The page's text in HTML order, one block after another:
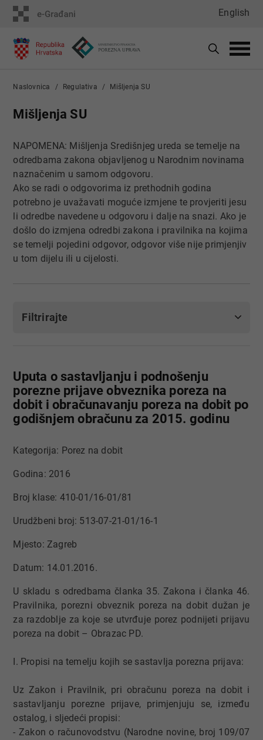
English
Naslovnica Regulativa Mišljenja SU
Mišljenja SU
NAPOMENA: Mišljenja Središnjeg ureda se temelje na
odredbama zakona objavljenog u Narodnim novinama
naznačenim u samom odgovoru.
Ako se radi o odgovorima iz prethodnih godina
potrebno je uvažavati moguće izmjene te provjeriti jesu
li odredbe navedene u odgovoru i dalje na snazi. Ako je
došlo do izmjena odredbi zakona i pravilnika na kojima
se temelji pojedini odgovor, odgovor više nije primjenjiv
u tom dijelu ili u cijelosti.
Filtrirajte
Uputa o sastavljanju i podnošenju
porezne prijave obveznika poreza na
dobit i obračunavanju poreza na dobit po
godišnjem obračunu za 2015. godinu
Kategorija: Porez na dobit
Godina: 2016
Broj klase: 410-01/16-01/81
Urudžbeni broj: 513-07-21-01/16-1
Mjesto: Zagreb
Datum: 14.01.2016.
​U skladu s odredbama članka 35. Zakona i članka 46.
Pravilnika, porezni obveznik poreza na dobit dužan je
za razdoblje za koje se utvrđuje porez podnijeti prijavu
poreza na dobit – Obrazac PD.
I. Propisi na temelju kojih se sastavlja porezna prijava:
Uz Zakon i Pravilnik, pri obračunu poreza na dobit i
sastavljanju porezne prijave, primjenjuju se, između
ostalog, i sljedeći propisi:
- Zakon o računovodstvu (Narodne novine, broj 109/07